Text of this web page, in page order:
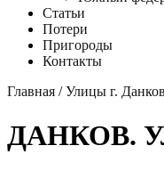
Статьи
Потери
Пригороды
Контакты
Главная /Улицы г.
ДАНКОВ.